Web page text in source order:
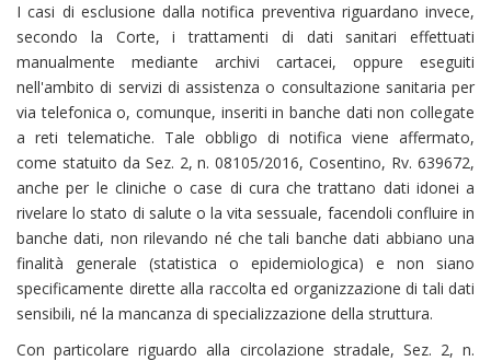
I casi di esclusione dalla notifica preventiva riguardano invece,
secondo la Corte, i trattamenti di dati sanitari effettuati
manualmente mediante archivi cartacei, oppure eseguiti
nell'ambito di servizi di assistenza o consultazione sanitaria per
via telefonica o, comunque, inseriti in banche dati non collegate
a reti telematiche. Tale obbligo di notifica viene affermato,
come statuito da Sez. 2, n. 08105/2016, Cosentino, Rv. 639672,
anche per le cliniche o case di cura che trattano dati idonei a
rivelare lo stato di salute o la vita sessuale, facendoli confluire in
banche dati, non rilevando né che tali banche dati abbiano una
finalità generale (statistica o epidemiologica) e non siano
specificamente dirette alla raccolta ed organizzazione di tali dati
sensibili, né la mancanza di specializzazione della struttura.
Con particolare riguardo alla circolazione stradale, Sez. 2, n.